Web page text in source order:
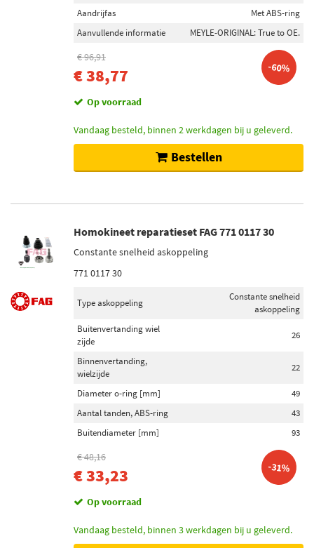
Aandrijfas
Met ABS-ring
Aanvullende informatie
MEYLE-ORIGINAL: True to OE.
€ 96,91
€ 38,77 -60%
Op voorraad
Vandaag besteld, binnen 2 werkdagen bij u geleverd.
Bestellen
Homokineet reparatieset FAG 771 0117 30
Constante snelheid askoppeling
771 0117 30
Type askoppeling
Constante snelheid
askoppeling
Buitenvertanding wiel
zijde
26
Binnenvertanding,
wielzijde
22
Diameter o-ring [mm]
49
Aantal tanden, ABS-ring
43
Buitendiameter [mm]
93
€ 48,16
€ 33,23 -31%
Op voorraad
Vandaag besteld, binnen 3 werkdagen bij u geleverd.